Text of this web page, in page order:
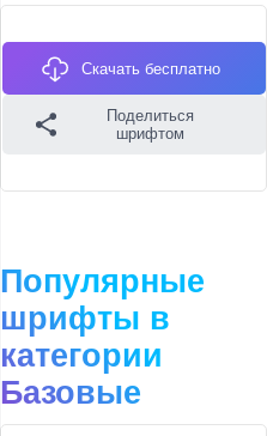
Скачать бесплатно
Поделиться
шрифтом
Популярные
шрифты в
категории
Базовые